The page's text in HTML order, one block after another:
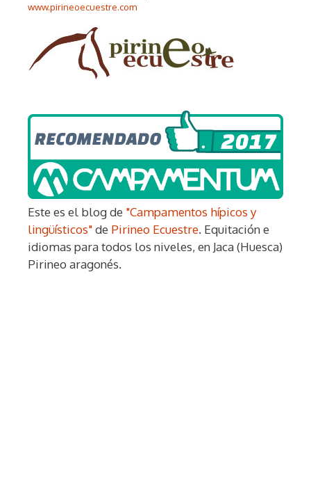
www.pirineoecuestre.com
Este es el blog de "Campamentos hípicos y
lingüísticos"de Pirineo Ecuestre. Equitación e
idiomas para todos los niveles, en Jaca (Huesca)
Pirineo aragonés.